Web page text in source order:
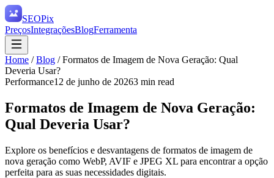
SEOPix
PreçosIntegraçõesBlogFerramenta
Home /Blog /Formatos de Imagem de Nova Geração: Qual
Deveria Usar?
Performance12 de junho de 20263 min read
Formatos de Imagem de Nova Geração:
Qual Deveria Usar?
Explore os benefícios e desvantagens de formatos de imagem de
nova geração como WebP, AVIF e JPEG XL para encontrar a opção
perfeita para as suas necessidades digitais.